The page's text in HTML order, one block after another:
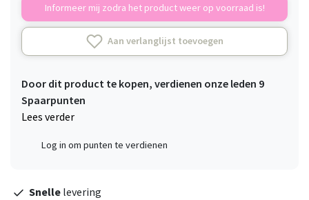
Informeer mij zodra het product weer op voorraad is!
Aan verlanglijst toevoegen
Door dit product te kopen, verdienen onze leden 9
Spaarpunten
Lees verder
Log in om punten te verdienen
Snelle levering